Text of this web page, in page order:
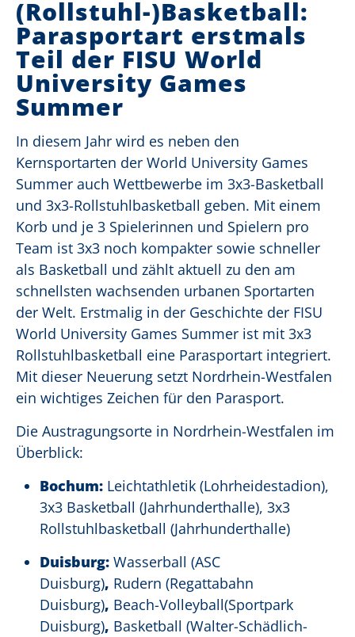
(Rollstuhl-)Basketball:
Parasportart erstmals
Teil der FISU World
University Games
Summer
In diesem Jahr wird es neben den
Kernsportarten der World University Games
Summer auch Wettbewerbe im 3x3-Basketball
und 3x3-Rollstuhlbasketball geben. Mit einem
Korb und je 3 Spielerinnen und Spielern pro
Team ist 3x3 noch kompakter sowie schneller
als Basketball und zählt aktuell zu den am
schnellsten wachsenden urbanen Sportarten
der Welt. Erstmalig in der Geschichte der FISU
World University Games Summer ist mit 3x3
Rollstuhlbasketball eine Parasportart integriert.
Mit dieser Neuerung setzt Nordrhein-Westfalen
ein wichtiges Zeichen für den Parasport.
Die Austragungsorte in Nordrhein-Westfalen im
Überblick:
Bochum: Leichtathletik (Lohrheidestadion),
3x3 Basketball (Jahrhunderthalle), 3x3
Rollstuhlbasketball (Jahrhunderthalle)
Duisburg: Wasserball (ASC
Duisburg), Rudern (Regattabahn
Duisburg), Beach-Volleyball(Sportpark
Duisburg), Basketball (Walter-Schädlich-